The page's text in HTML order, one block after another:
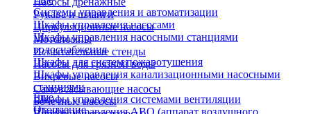
Рукава и шланги
Циркуляционные насосы
Мотопомпы
Испытательные стенды
Насосы для грязной воды
Вихревые насосы
Самовсасывающие насосы
Бочечные насосы
Системы управления и автоматизации
Шкафы управления насосами
Шкафы управления насосными станциями
водоснабжения
Шкафы для систем пожаротушения
Шкафы управления канализационными насосными
станциями
Шкафы управления системами вентиляции
Шкафы управления АВО (аппарат воздушного
Еще
Отопление